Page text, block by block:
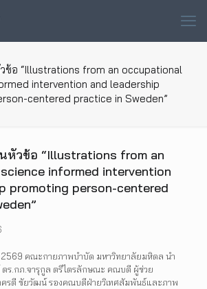
ข้อ “Illustrations from an occupational
intervention and leadership
centered practice in Sweden”
หัวข้อ “Illustrations from an
informed intervention
promoting person-centered
คณะกายภาพบำบัด มหาวิทยาลัยมหิดล นำ
ดร.กภ.จารุกูล ตรีไตรลักษณะ คณบดี ผู้ช่วย
ครตี ชัยวัฒน์ รองคณบดีฝ่ายวิเทศสัมพันธ์และภาพ